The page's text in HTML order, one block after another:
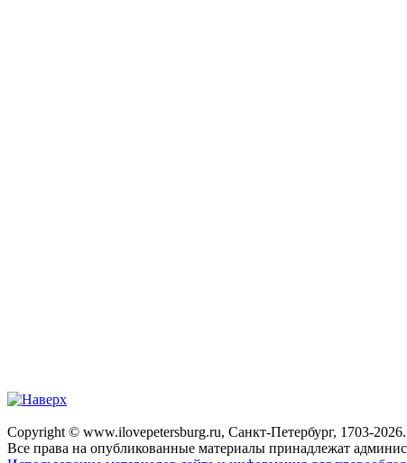
Copyright © www.ilovepetersburg.ru, Санкт-Петербург, 1703-2026.
Все права на опубликованные материалы принадлежат